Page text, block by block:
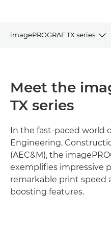
imagePROGRAF TX series
HIGHLIGHTS
BENEFITS
EXPLORE THE SERIES
CONTACT US
Meet the
TX series
In the fast-paced world
Engineering,
(AEC&M), the
exemplifies impressive
remarkable print speed
boosting features.